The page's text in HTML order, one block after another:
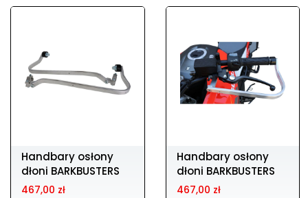
Handbary osłony
dłoni BARKBUSTERS
bhg-088-00-np
467,00 zł
Handbary osłony
dłoni BARKBUSTERS
bhg-086-00-np
467,00 zł